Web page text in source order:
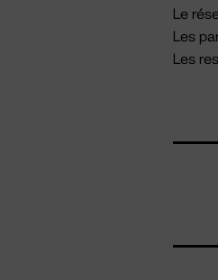
Le
Les
Les